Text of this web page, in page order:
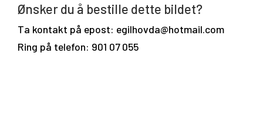
Ønsker du å bestille dette bildet?
Ta kontakt på epost: egilhovda@hotmail.com
Ring på telefon: 901 07 055